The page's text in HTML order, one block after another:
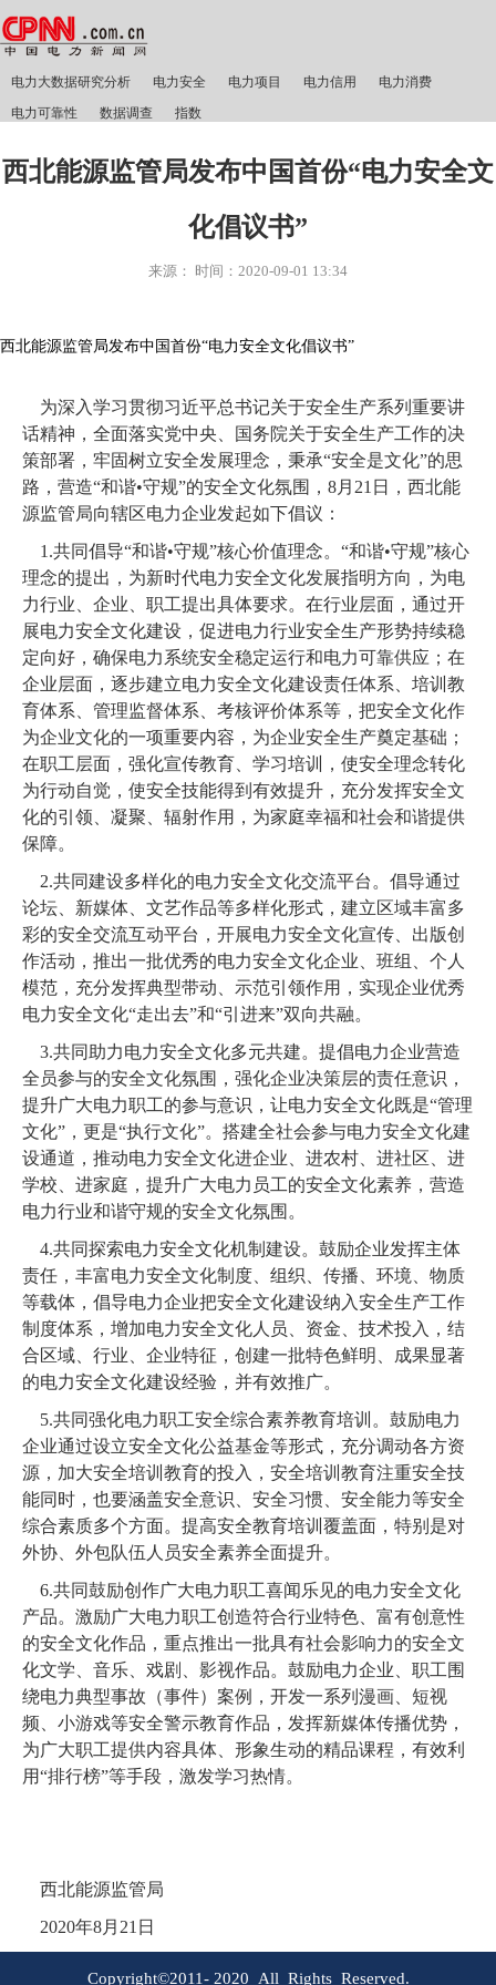
电力大数据研究分析 电力安全 电力项目 电力信用
电力消费
电力可靠性
数据调查 指数
西北能源监管局发布中国首份“电力安全文
化倡议书”
来源： 时间： 2020-09-01 13:34
西北能源监管局发布中国首份“电力安全文化倡议书”
为深入学习贯彻习近平总书记关于安全生产系列重要讲
话精神，全面落实党中央、国务院关于安全生产工作的决
策部署，牢固树立安全发展理念，秉承“安全是文化”的思
路，营造“和谐•守规”的安全文化氛围，8月21日，西北能
源监管局向辖区电力企业发起如下倡议：
1.共同倡导“和谐•守规”核心价值理念。 “和谐•守规”核心
理念的提出 ， 为新时代电力安全文化发展指明方向，为电
力行业、企业、职工提出具体要求。 在行业层面，通过开
展电力安全文化建设，促进电力行业安全生产形势持续稳
定向好，确保电力系统安全稳定运行和电力可靠供应；在
企业层面 ， 逐步建立电力安全文化建设责任体系、培训教
育体系、管理监督体系、考核评价体系等，把安全文化作
为企业文化的一项重要内容，为企业安全生产奠定基础；
在职工层面 ，强化宣传教育、学习培训，使安全理念转化
为行动自觉，使安全技能得到有效提升，充分发挥安全文
化的引领、凝聚、辐射作用，为家庭幸福和社会和谐提供
保障。
2.共同建设多样化的电力安全文化交流平台。 倡导通过
论坛、新媒体、文艺作品等多样化形式，建立区域丰富多
彩的安全交流互动平台，开展电力安全文化宣传、出版创
作活动，推出一批优秀的电力安全文化企业、班组、个人
模范，充分发挥典型带动、示范引领作用，实现企业优秀
电力安全文化“走出去”和“引进来”双向共融。
3.共同助力电力安全文化多元共建。 提倡电力企业营造
全员参与的安全文化氛围，强化企业决策层的责任意识，
提升广大电力职工的参与意识，让电力安全文化既是“管理
文化”，更是“执行文化”。搭建全社会参与电力安全文化建
设通道，推动电力安全文化进企业、进农村、进社区、进
学校、进家庭，提升广大电力员工的安全文化素养，营造
电力行业和谐守规的安全文化氛围。
4.共同探索电力安全文化机制建设。 鼓励企业发挥主体
责任，丰富电力安全文化制度、组织、传播、环境、物质
等载体，倡导电力企业把安全文化建设纳入安全生产工作
制度体系，增加电力安全文化人员、资金、技术投入，结
合区域、行业、企业特征，创建一批特色鲜明、成果显著
的电力安全文化建设经验，并有效推广。
5.共同强化电力职工安全综合素养教育培训。 鼓励电力
企业通过设立安全文化公益基金等形式，充分调动各方资
源，加大安全培训教育的投入，安全培训教育注重安全技
能同时，也要涵盖安全意识、安全习惯、安全能力等安全
综合素质多个方面。提高安全教育培训覆盖面，特别是对
外协、外包队伍人员安全素养全面提升。
6.共同鼓励创作广大电力职工喜闻乐见的电力安全文化
产品。 激励广大电力职工创造符合行业特色、富有创意性
的安全文化作品，重点推出一批具有社会影响力的安全文
化文学、音乐、戏剧、影视作品。鼓励电力企业、职工围
绕电力典型事故（事件）案例，开发一系列漫画、短视
频、小游戏等安全警示教育作品，发挥新媒体传播优势，
为广大职工提供内容具体、形象生动的精品课程，有效利
用“排行榜”等手段，激发学习热情。
西北能源监管局
2020年8月21日
Copyright©2011- 2020 All Rights Reserved.